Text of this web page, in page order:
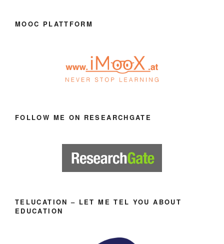
MOOC PLATTFORM
FOLLOW ME ON RESEARCHGATE
TELUCATION – LET ME TEL YOU ABOUT
EDUCATION